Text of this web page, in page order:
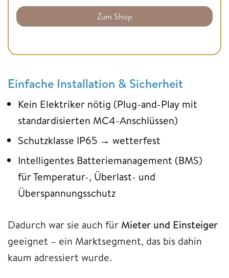
Zum Shop
Einfache Installation & Sicherheit
Kein Elektriker nötig (Plug-and-Play mit
standardisierten MC4-Anschlüssen)
Schutzklasse IP65 → wetterfest
Intelligentes Batteriemanagement (BMS)
für Temperatur-, Überlast- und
Überspannungsschutz
Dadurch war sie auch für Mieter und Einsteiger
geeignet – ein Marktsegment, das bis dahin
kaum adressiert wurde.